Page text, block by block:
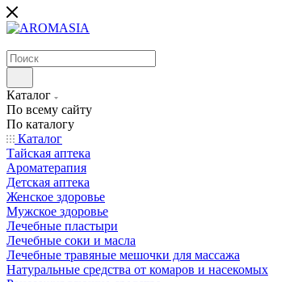
Каталог
По всему сайту
По каталогу
Каталог
Тайская аптека
Ароматерапия
Детская аптека
Женское здоровье
Мужское здоровье
Лечебные пластыри
Лечебные соки и масла
Лечебные травяные мешочки для массажа
Натуральные средства от комаров и насекомых